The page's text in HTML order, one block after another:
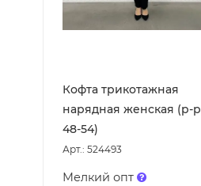
Кофта трикотажная
нарядная женская (р-р
48-54)
Арт.: 524493
Мелкий опт